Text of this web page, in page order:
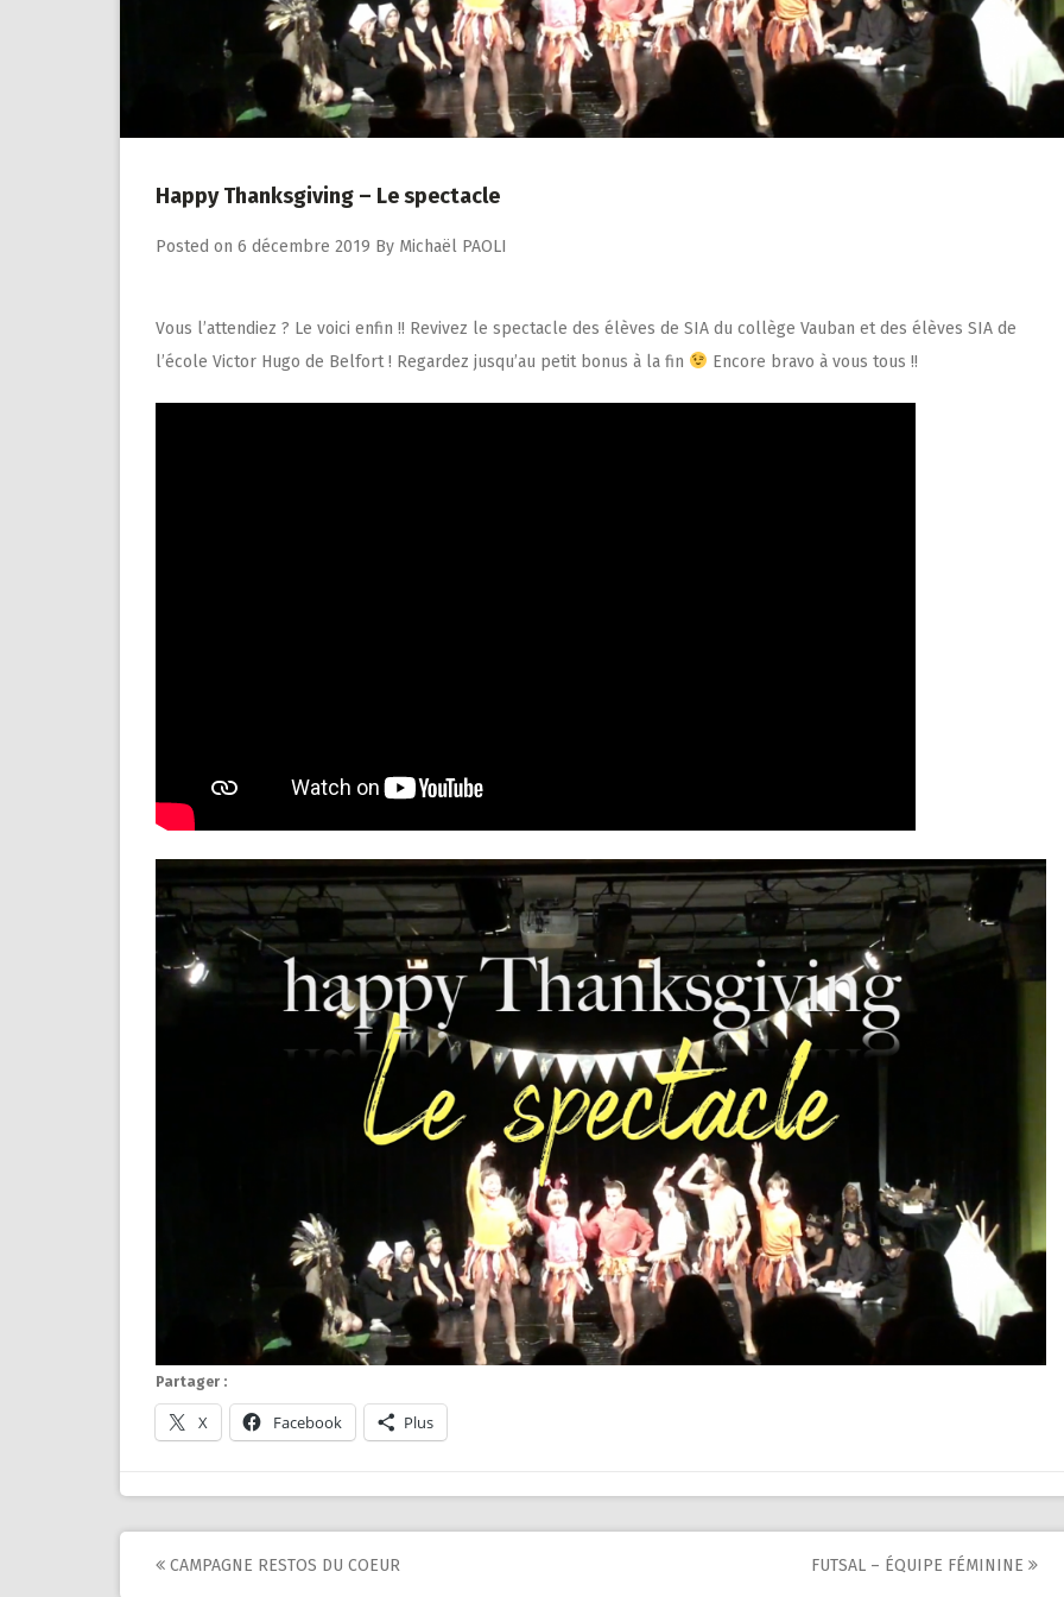
Happy Thanksgiving – Le spectacle
Posted on 6 décembre 2019 By Michaël PAOLI
Vous l’attendiez ? Le voici enfin !! Revivez le spectacle des élèves de SIA du collège Vauban et des élèves SIA de
l’école Victor Hugo de Belfort ! Regardez jusqu’au petit bonus à la fin
Encore bravo à vous tous !!
Partager :
X Facebook Plus
Post
CAMPAGNE RESTOS DU COEUR FUTSAL – ÉQUIPE FÉMININE